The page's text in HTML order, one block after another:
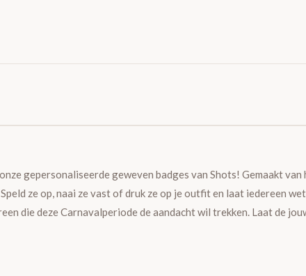
gepersonaliseerde geweven badges van Shots! Gemaakt
ze op, naai ze vast of druk ze op je outfit en laat iedereen
die deze Carnavalperiode de aandacht wil trekken. Laat de